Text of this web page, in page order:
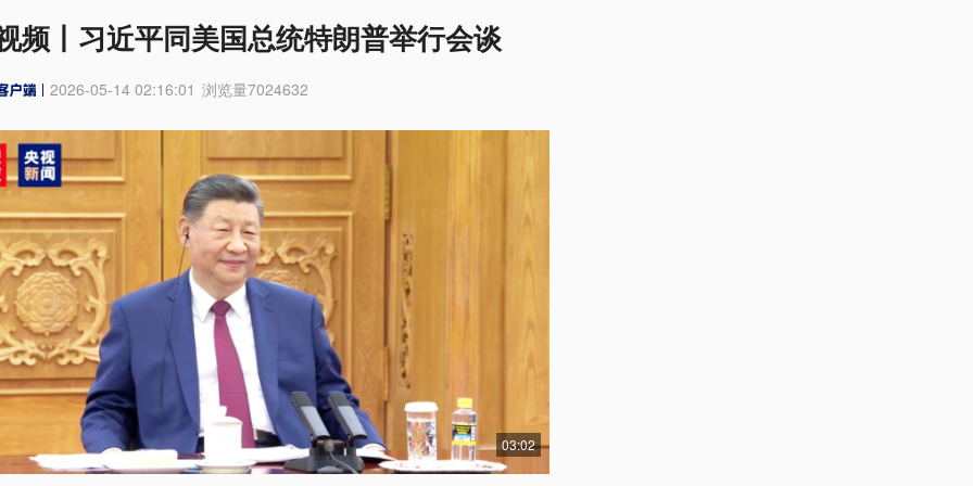
频丨习近平同美国总统特朗普举行会谈
2026-05-14 02:16:01 浏览量7024632
03:02